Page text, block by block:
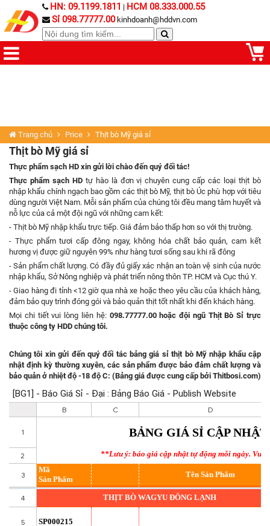
HN: 09.1199.1811 | HCM 08.333.000.55
Sỉ 098.77777.00 kinhdoanh@hddvn.com
Trang chủ Price Thịt bò Mỹ giá sỉ
Thịt bò Mỹ giá sỉ
Thực phẩm sạch HD xin gửi lời chào đến quý đối tác!
Thực phẩm sạch HDtự hào là đơn vị chuyên cung cấp các loạithịt bò
nhập khẩu chính ngạch bao gồm các thịt bò Mỹ, thịt bò Úc phù hợp với tiêu
dùng người Việt Nam. Mỗi sản phẩm của chúng tôi đều mang tâm huyết và
nỗ lực của cả một đội ngũ với những cam kết:
- Thịt bò Mỹ nhập khẩu trực tiếp. Giá đảm bảo thấp hơn so với thị trường.
- Thực phẩm tươi cấp đông ngay, không hóa chất bảo quản, cam kết
hương vị được giữ nguyên 99% như hàng tươi sống sau khi rã đông
- Sản phẩm chất lượng. Có đầy đủ giấy xác nhận an toàn vệ sinh của nước
nhập khẩu, Sở Nông nghiệp và phát triển nông thôn TP. HCM và Cục thú Y.
- Giao hàng đi tỉnh <12 giờ qua nhà xe hoặc theo yêu cầu của khách hàng,
đảm bảo quy trình đóng gói và bảo quản thịt tốt nhất khi đến khách hàng.
Mọi chi tiết vui lòng liên hệ: 098.77777.00hoặc đội ngũ Thịt Bò Sỉ trực
thuộc công ty HDD chúng tôi.
Chúng tôi xin gửi đến quý đối tác bảng giá sỉ thịt bò Mỹ nhập khẩu cập
nhật định kỳ thường xuyên, các sản phẩm được bảo đảm chất lượng và
bảo quản ở nhiệt độ -18 độ C: (Bảng giá được cung cấp bởi Thitbosi.com)